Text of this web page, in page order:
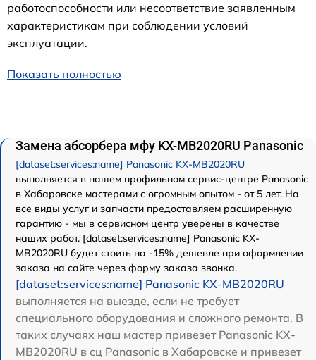
работоспособности или несоответствие заявленным
характеристикам при соблюдении условий
эксплуатации.
Показать полностью
Замена абсорбера мфу KX-MB2020RU Panasonic
[dataset:services:name] Panasonic KX-MB2020RU
выполняется в нашем профильном сервис-центре Panasonic
в Хабаровске мастерами с огромным опытом - от 5 лет. На
все виды услуг и запчасти предоставляем расширенную
гарантию - мы в сервисном центр уверены в качестве
наших работ. [dataset:services:name] Panasonic KX-
MB2020RU будет стоить на -15% дешевле при оформлении
заказа на сайте через форму заказа звонка.
[dataset:services:name] Panasonic KX-MB2020RU
выполняется на выезде, если не требует
специального оборудования и сложного ремонта. В
таких случаях наш мастер привезет Panasonic KX-
MB2020RU в сц Panasonic в Хабаровске и привезет